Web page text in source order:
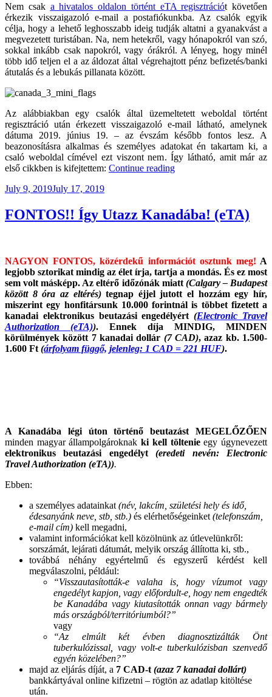
Nem csak a hivatalos oldalon történt eTA regisztrációt követően
érkezik visszaigazoló e-mail a postafiókunkba. Az csalók egyik
célja, hogy a lehető leghosszabb ideig tudják altatni a gyanakvást a
megvezetett turistában. Na, nem hetekről, vagy hónapokról van szó,
sokkal inkább csak napokról, vagy órákról. A lényeg, hogy minél
több idő teljen el a az áldozat által végrehajtott pénz befizetés/banki
átutalás és a lebukás pillanata között.
Az alábbiakban egy csalók által üzemeltetett weboldal történt
regisztráció után érkezett visszaigazoló e-mail látható, amelynek
dátuma 2019. június 19. – az évszám később fontos lesz. A
beazonosításra alkalmas és személyes adatokat én takartam ki, a
csaló weboldal címével ezt viszont nem. Így látható, amit már az
első cikkben is kifejtettem: Continue reading“Így
#2”
Posted
July 9, 2019July 17, 2019
FONTOS!! Így Utazz Kanadába! (eTA)
NAGYON FONTOS, közérdekű információt osztunk meg! A
legjobb sztorikat mindig az élet írja, tartja a mondás. És ez most
sem volt másképp. Az eltérő időzónák miatt (Calgary – Budapest
között 8 óra az eltérés)tegnap éjjel jutott el hozzám egy hír,
miszerint egy honfitársunk 10.000 forintnál is többet fizetett a
kanadai elektronikus beutazási engedélyért(Electronic Travel
Authorization (eTA)). Ennek díja MINDIG, MINDEN
körülmények között 7 kanadai dollár (7 CAD), azaz kb. 1.500-
1.600 Ft (árfolyam függő, jelenleg: 1 CAD = 221 HUF).
A Kanadába légi úton történő beutazást MEGELŐZŐEN
minden magyar állampolgároknakki kell töltenieegy úgynevezett
elektronikus beutazási engedélyt(eredeti nevén: Electronic
Travel Authorization (eTA)).
Ebben:
a személyes adatainkat (név, lakcím, születési hely és idő,
édesanyánk neve, stb, stb.) és elérhetőségeinket (telefonszám,
e-mail cím) kell megadni,
valamint információkat kell közölnünk az útlevelünkről:
sorszámát, lejárati dátumát, melyik ország állította ki, stb.,
továbbá néhány egyértelmű és egyszerű kérdést kell
megválaszolni, például:
“Visszautasították-e valaha is, hogy vízumot vagy
engedélyt kapjon, vagy előfordult-e, hogy nem engedték
be Kanadába vagy kiutasították onnan vagy bármely
más országból/territóriumból?”
vagy
“Az elmúlt két évben diagnosztizálták Önt
tuberkulózissal, vagy volt-e tuberkulózisban szenvedő
egyén közelében?”
majd az eljárás díját, a 7 CAD-t (azaz 7 kanadai dollárt)
bankkártyával online kifizetni – rögtön az adatlap kitöltése
után.